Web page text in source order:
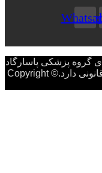
گروه پزشکی پاسارگاد
محفوظ بوده و هرگونه کپی برداری پیگرد قانونی دارد.Copyright ©